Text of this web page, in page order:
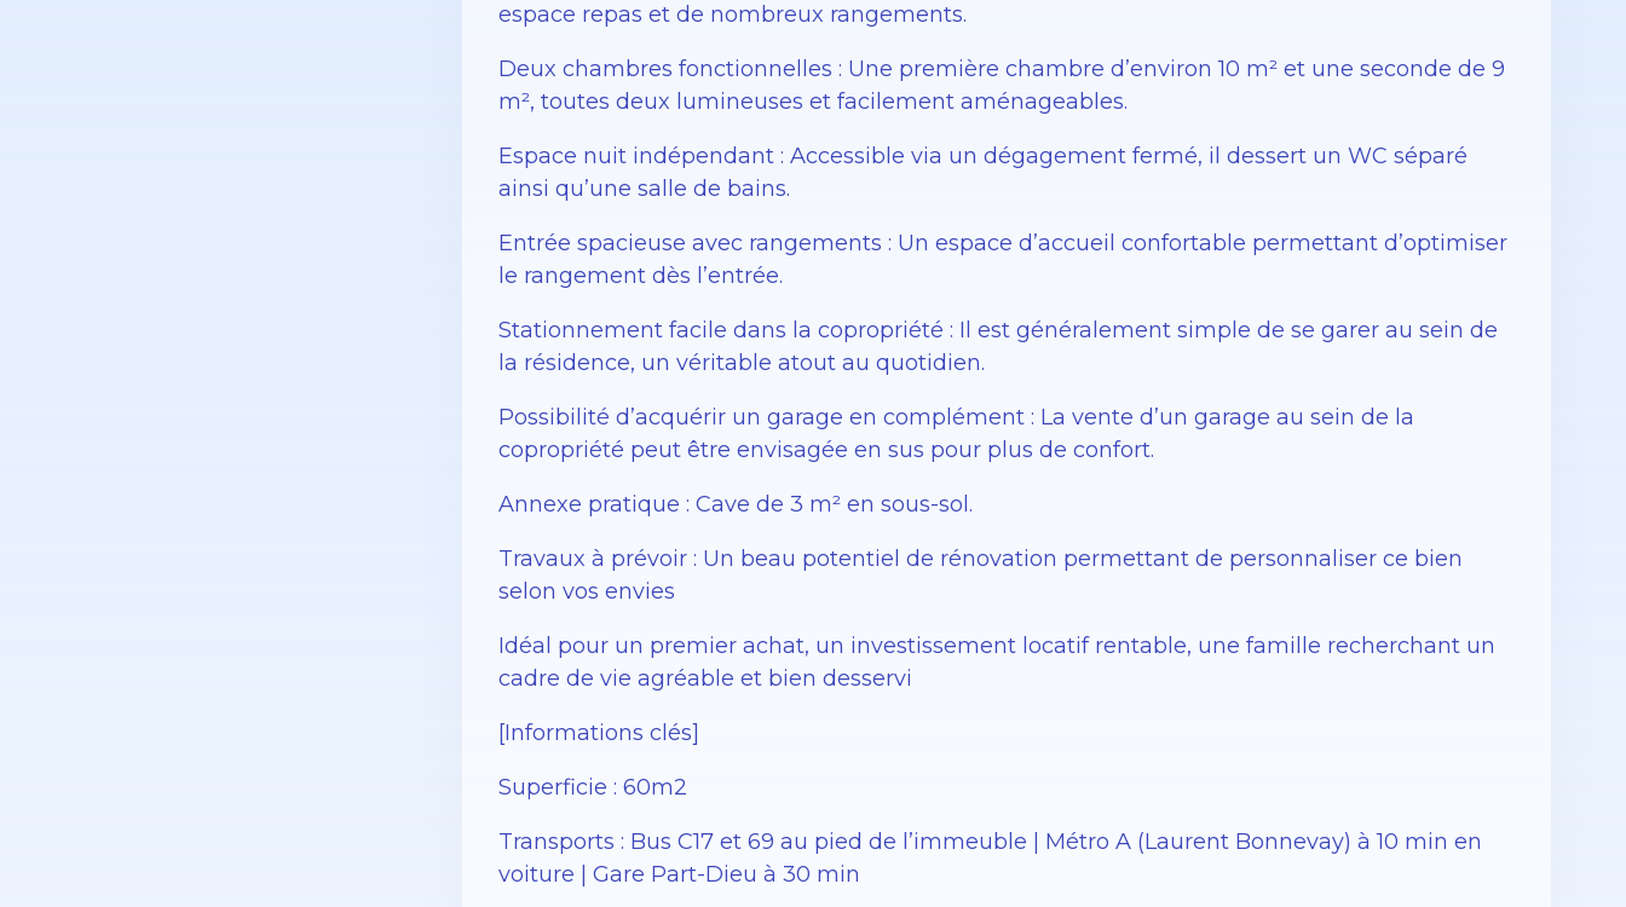
espace repas et de nombreux rangements.
Deux chambres fonctionnelles : Une première chambre d’environ 10 m² et une seconde de 9
m², toutes deux lumineuses et facilement aménageables.
Espace nuit indépendant : Accessible via un dégagement fermé, il dessert un WC séparé
ainsi qu’une salle de bains.
Entrée spacieuse avec rangements : Un espace d’accueil confortable permettant d’optimiser
le rangement dès l’entrée.
Stationnement facile dans la copropriété : Il est généralement simple de se garer au sein de
la résidence, un véritable atout au quotidien.
Possibilité d’acquérir un garage en complément : La vente d’un garage au sein de la
copropriété peut être envisagée en sus pour plus de confort.
Annexe pratique : Cave de 3 m² en sous-sol.
Travaux à prévoir : Un beau potentiel de rénovation permettant de personnaliser ce bien
selon vos envies
Idéal pour un premier achat, un investissement locatif rentable, une famille recherchant un
cadre de vie agréable et bien desservi
[Informations clés]
Superficie : 60m2
Transports : Bus C17 et 69 au pied de l’immeuble | Métro A (Laurent Bonnevay) à 10 min en
voiture | Gare Part-Dieu à 30 min